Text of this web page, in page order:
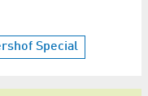
Special